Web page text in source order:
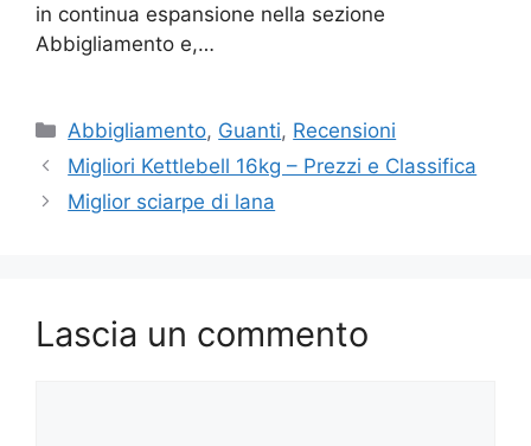
in continua espansione nella sezione
Abbigliamento e,…
Categorie
Abbigliamento, Guanti, Recensioni
Migliori Kettlebell 16kg – Prezzi e Classifica
Miglior sciarpe di lana
Lascia un commento